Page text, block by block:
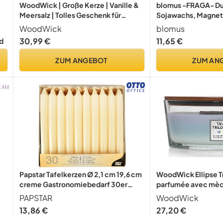
WoodWick | Große Kerze | Vanille &
Meersalz | Tolles Geschenk für
Frauen
WoodWick
30,99 €
ZUM ANGEBOT
blomus -FRAGA-
Sojawachs,
Raumduft,
Optik, Duft SOFT
Brenndauer,
blomus
11,65 €
ZUM
Papstar Tafelkerzen Ø 2,1 cm 19,6 cm
creme Gastronomiebedarf 30er
Karton, Cremefarben
PAPSTAR
13,86 €
WoodWick Ellipse
parfumée avec
HearthwickSéjour
WoodWick
27,20 €